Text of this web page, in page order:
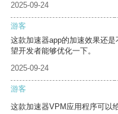
2025-09-24
游客
这款加速器app的加速效果还
望开发者能够优化一下。
2025-09-24
游客
这款加速器VPM应用程序可以